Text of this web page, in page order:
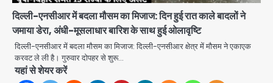
दिल्ली-एनसीआर में बदला मौसम का मिजाज: दिन हुई रात काले बादलों ने
जमाया डेरा, अंधी-मूसलाधार बारिश के साथ हुई ओलावृष्टि
दिल्ली-एनसीआर में बदला मौसम का मिजाज: दिल्ली-एनसीआर क्षेत्र में मौसम ने एकाएक
करवट ले ली है। गुरुवार दोपहर से शुरू…
यहां से शेयर करें